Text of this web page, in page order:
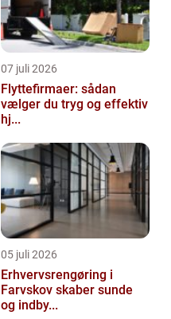
07 juli 2026
Flyttefirmaer: sådan
vælger du tryg og effektiv
hj...
05 juli 2026
Erhvervsrengøring i
Farvskov skaber sunde
og indby...